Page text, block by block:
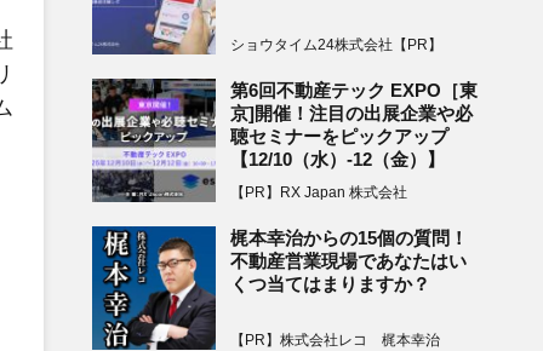
ショウタイム24株式会社【PR】
第6回不動産テック EXPO［東
京]開催！注目の出展企業や必
聴セミナーをピックアップ
【12/10（水）-12（金）】
【PR】RX Japan 株式会社
梶本幸治からの15個の質問！
不動産営業現場であなたはい
くつ当てはまりますか？
【PR】株式会社レコ 梶本幸治